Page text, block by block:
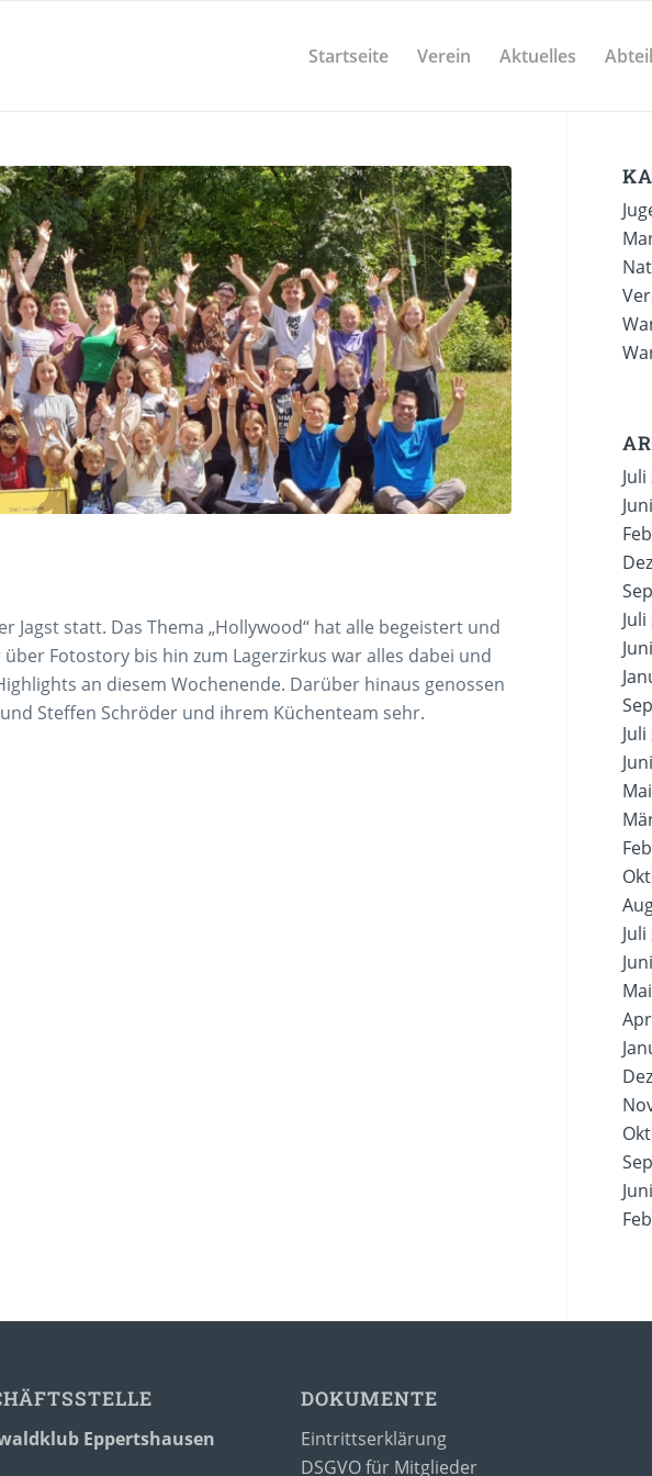
Startseite Verein Aktuelles
Jagst statt. Das Thema „Hollywood“ hat alle begeistert und
Fotostory bis hin zum Lagerzirkus war alles dabei und
an diesem Wochenende. Darüber hinaus genossen
Steffen Schröder und ihrem Küchenteam sehr.
Eppertshausen
DOKUMENTE
Eintrittserklärung
DSGVO für Mitglieder